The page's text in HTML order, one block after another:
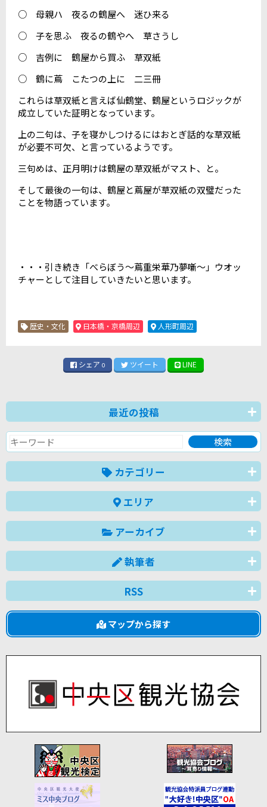
○ 母親ハ 夜るの鶴屋へ 迷ひ来る
○ 子を思ふ 夜るの鶴やへ 草さうし
○ 吉例に 鶴屋から買ふ 草双紙
○ 鶴に蔦 こたつの上に 二三冊
これらは草双紙と言えば仙鶴堂、鶴屋というロジックが
成立していた証明となっています。
上の二句は、子を寝かしつけるにはおとぎ話的な草双紙
が必要不可欠、と言っているようです。
三句めは、正月明けは鶴屋の草双紙がマスト、と。
そして最後の一句は、鶴屋と蔦屋が草双紙の双璧だった
ことを物語っています。
・・・引き続き「べらぼう～蔦重栄華乃夢噺～」ウオッ
チャーとして注目していきたいと思います。
歴史・文化 日本橋・京橋周辺 人形町周辺
シェア 0 ツイート LINE
最近の投稿
カテゴリー
エリア
アーカイブ
執筆者
RSS
マップから探す